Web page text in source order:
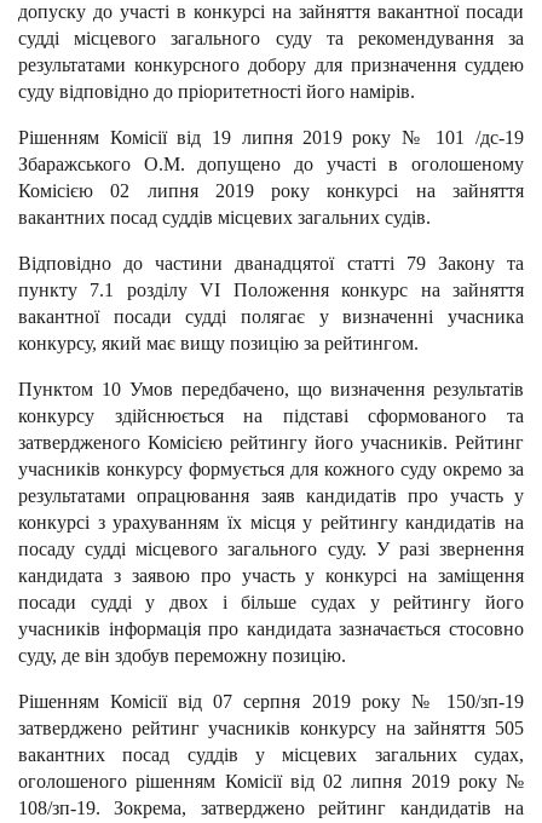
допуску до участі в конкурсі на зайняття вакантної посади
судді місцевого загального суду та рекомендування за
результатами конкурсного добору для призначення суддею
суду відповідно до пріоритетності його намірів.
Рішенням Комісії від 19 липня 2019 року № 101 /дс-19
Збаражського О.М. допущено до участі в оголошеному
Комісією 02 липня 2019 року конкурсі на зайняття
вакантних посад суддів місцевих загальних судів.
Відповідно до частини дванадцятої статті 79 Закону та
пункту 7.1 розділу VI Положення конкурс на зайняття
вакантної посади судді полягає у визначенні учасника
конкурсу, який має вищу позицію за рейтингом.
Пунктом 10 Умов передбачено, що визначення результатів
конкурсу здійснюється на підставі сформованого та
затвердженого Комісією рейтингу його учасників. Рейтинг
учасників конкурсу формується для кожного суду окремо за
результатами опрацювання заяв кандидатів про участь у
конкурсі з урахуванням їх місця у рейтингу кандидатів на
посаду судді місцевого загального суду. У разі звернення
кандидата з заявою про участь у конкурсі на заміщення
посади судді у двох і більше судах у рейтингу його
учасників інформація про кандидата зазначається стосовно
суду, де він здобув переможну позицію.
Рішенням Комісії від 07 серпня 2019 року № 150/зп-19
затверджено рейтинг учасників конкурсу на зайняття 505
вакантних посад суддів у місцевих загальних судах,
оголошеного рішенням Комісії від 02 липня 2019 року №
108/зп-19. Зокрема, затверджено рейтинг кандидатів на